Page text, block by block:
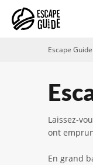
Escape Guide
Laissez-
ont
En grand